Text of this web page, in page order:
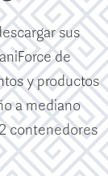
sus
de
y productos
a mediano
contenedores